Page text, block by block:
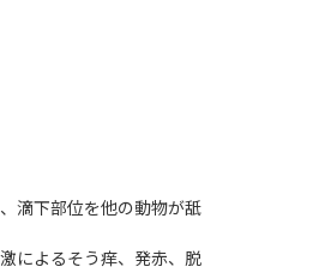
滴下部位を他の動物が舐
によるそう痒、発赤、脱